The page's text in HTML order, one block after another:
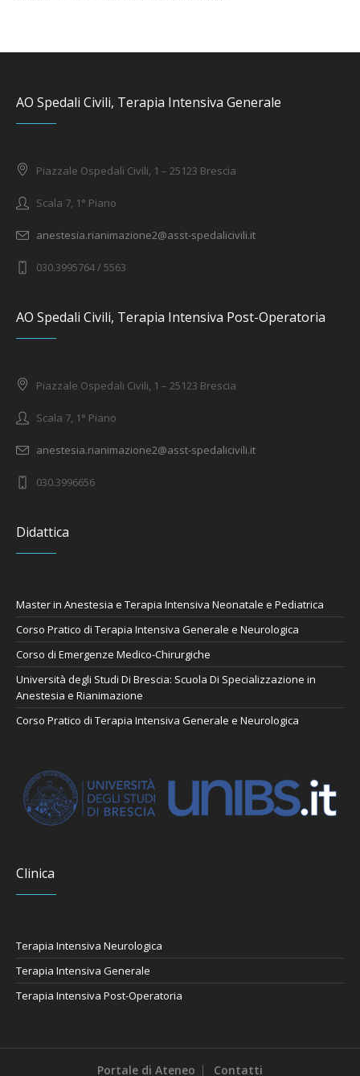
AO Spedali Civili, Terapia Intensiva Generale
Piazzale Ospedali Civili, 1 – 25123 Brescia
Scala 7, 1° Piano
anestesia.rianimazione2@asst-spedalicivili.it
030.3995764 / 5563
AO Spedali Civili, Terapia Intensiva Post-Operatoria
Piazzale Ospedali Civili, 1 – 25123 Brescia
Scala 7, 1° Piano
anestesia.rianimazione2@asst-spedalicivili.it
030.3996656
Didattica
Master in Anestesia e Terapia Intensiva Neonatale e Pediatrica
Corso Pratico di Terapia Intensiva Generale e Neurologica
Corso di Emergenze Medico-Chirurgiche
Università degli Studi Di Brescia: Scuola Di Specializzazione in
Anestesia e Rianimazione
Corso Pratico di Terapia Intensiva Generale e Neurologica
Clinica
Terapia Intensiva Neurologica
Terapia Intensiva Generale
Terapia Intensiva Post-Operatoria
Portale di Ateneo Contatti